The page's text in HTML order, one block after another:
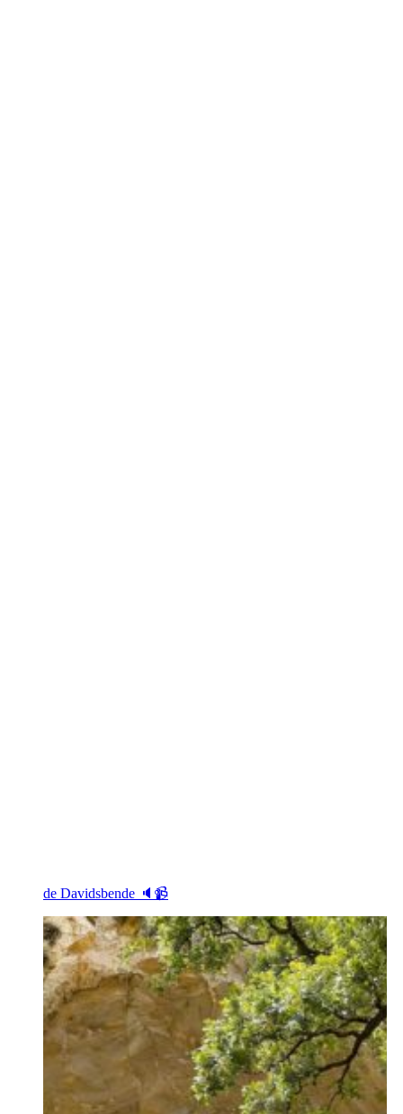
de Davidsbende 🔈📹